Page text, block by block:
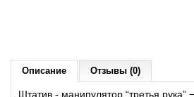
Описание Отзывы (0)
Штатив - манипулятор “третья